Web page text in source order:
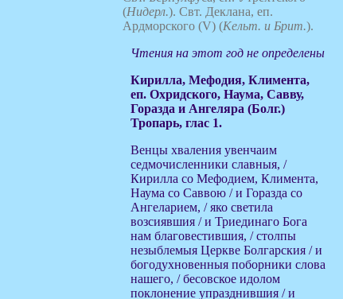
(Нидерл.). Свт. Деклана, еп.
Ардморского (V) (Кельт. и Брит.).
Чтения на этот год не определены
Кирилла, Мефодия, Климента,
еп. Охридского, Наума, Савву,
Горазда и Ангеляра (Болг.)
Тропарь, глас 1.
Венцы хваления увенчаим
седмочисленники славныя, /
Кирилла со Мефодием, Климента,
Наума со Саввою / и Горазда со
Ангеларием, / яко светила
возсиявшия / и Триединаго Бога
нам благовестившия, / столпы
незыблемыя Церкве Болгарския / и
богодухновенныя поборники слова
нашего, / бесовское идолом
поклонение упразднившия / и